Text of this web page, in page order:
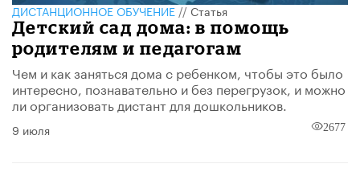
ДИСТАНЦИОННОЕ ОБУЧЕНИЕ//Статья
Детский сад дома: в помощь
родителям и педагогам
Чем и как заняться дома с ребенком, чтобы это было
интересно, познавательно и без перегрузок, и можно
ли организовать дистант для дошкольников.
9 июля 2677